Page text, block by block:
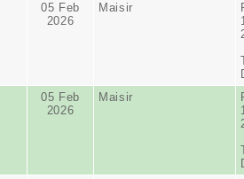
05 Feb
2026
Maisir
05 Feb
2026
Maisir